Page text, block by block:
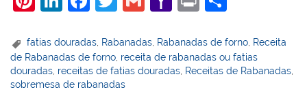
er
e
st
k
e
dI
c
e
b
itt
er
ai
l
h
o
t
ar
e
fatias douradas Rabanadas Rabanadas de forno Receita
de Rabanadas de forno receita de rabanadas ou fatias
douradas receitas de fatias douradas Receitas de Rabanadas
sobremesa de rabanadas